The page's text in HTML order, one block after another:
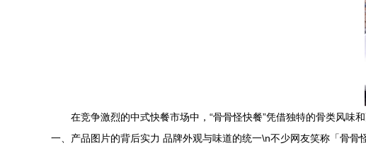
在竞争激烈的中式快餐市场中，“骨骨怪快餐”凭借独特的骨类风
一、产品图片的背后实力 品牌外观与味道的统一\n不少网友笑称「骨